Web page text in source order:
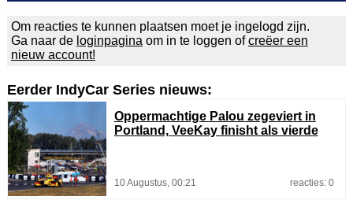
Om reacties te kunnen plaatsen moet je ingelogd zijn.
Ga naar de loginpagina om in te loggen ofcreëer een
nieuw account!
Eerder IndyCar Series nieuws:
Oppermachtige Palou zegeviert in
Portland, VeeKay finisht als vierde
10 Augustus, 00:21 reacties: 0